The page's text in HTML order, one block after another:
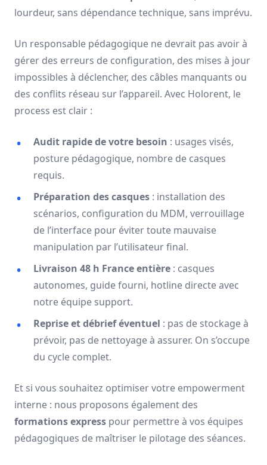
lourdeur, sans dépendance technique, sans imprévu.
Un responsable pédagogique ne devrait pas avoir à
gérer des erreurs de configuration, des mises à jour
impossibles à déclencher, des câbles manquants ou
des conflits réseau sur l’appareil. Avec Holorent, le
process est clair :
Audit rapide de votre besoin : usages visés,
posture pédagogique, nombre de casques
requis.
Préparation des casques : installation des
scénarios, configuration du MDM, verrouillage
de l’interface pour éviter toute mauvaise
manipulation par l’utilisateur final.
Livraison 48 h France entière : casques
autonomes, guide fourni, hotline directe avec
notre équipe support.
Reprise et débrief éventuel : pas de stockage à
prévoir, pas de nettoyage à assurer. On s’occupe
du cycle complet.
Et si vous souhaitez optimiser votre empowerment
interne : nous proposons également des
formations express pour permettre à vos équipes
pédagogiques de maîtriser le pilotage des séances.